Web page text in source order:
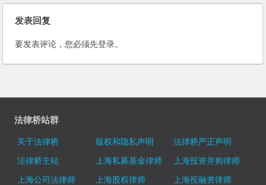
发表回复
要发表评论，您必须先登录。
法律桥站群
关于法律桥 版权和隐私声明
法律桥严正声明
法律桥主站
上海私募基金律师
上海投资并购律师
上海公司法律师
上海股权律师
上海投融资律师